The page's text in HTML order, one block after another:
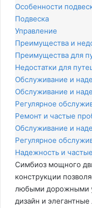
Особенности
Подвеска
Управление
Преимущества и
Преимущества для
Недостатки для
Обслуживание и
Обслуживание и
Регулярное
Ремонт и частые
Обслуживание и
Регулярное
Надежность и
Симбиоз мощного
конструкции
любыми дорожными
дизайн и